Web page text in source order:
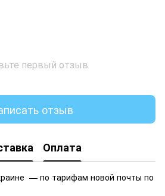
первый отзыв
отзыв
Оплата
— по тарифам новой почты по